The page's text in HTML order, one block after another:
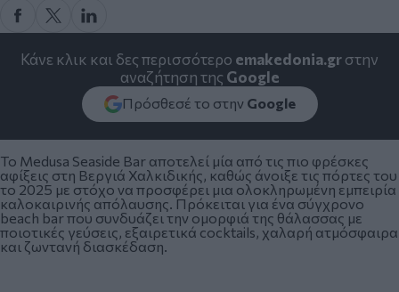
Κάνε κλικ και δες περισσότερο emakedonia.grστην
αναζήτηση της Google
Πρόσθεσέ το στην Google
Το Medusa Seaside Bar αποτελεί μία από τις πιο φρέσκες
αφίξεις στη Βεργιά Χαλκιδικής, καθώς άνοιξε τις πόρτες του
το 2025 με στόχο να προσφέρει μια ολοκληρωμένη εμπειρία
καλοκαιρινής απόλαυσης. Πρόκειται για ένα σύγχρονο
beach bar που συνδυάζει την ομορφιά της θάλασσας με
ποιοτικές γεύσεις, εξαιρετικά cocktails, χαλαρή ατμόσφαιρα
και ζωντανή διασκέδαση.